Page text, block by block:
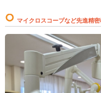
マイクロスコープなど先進精